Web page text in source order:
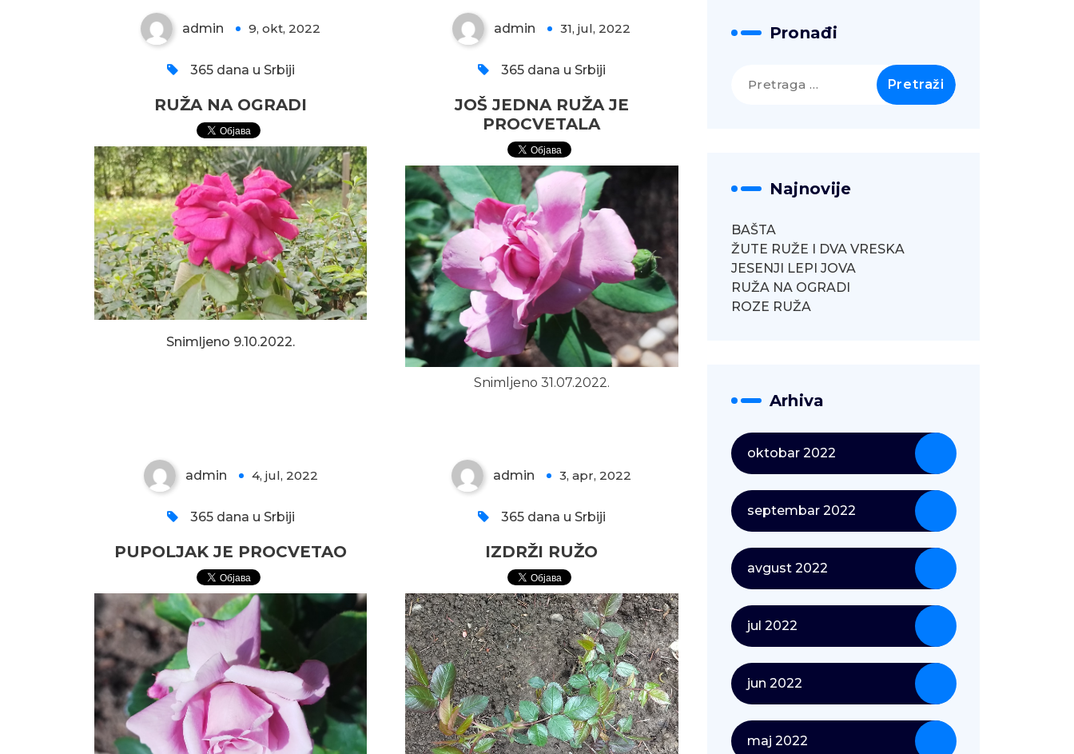
admin 9, okt, 2022
365 dana u Srbiji
RUŽA NA OGRADI
Snimljeno 9.10.2022.
admin 31, jul, 2022
365 dana u Srbiji
JOŠ JEDNA RUŽA JE
PROCVETALA
Snimljeno 31.07.2022.
admin 4, jul, 2022
365 dana u Srbiji
PUPOLJAK JE PROCVETAO
admin 3, apr, 2022
365 dana u Srbiji
IZDRŽI RUŽO
Pronađi
Najnovije
BAŠTA
ŽUTE RUŽE I DVA VRESKA
JESENJI LEPI JOVA
RUŽA NA OGRADI
ROZE RUŽA
Arhiva
oktobar 2022
septembar 2022
avgust 2022
jul 2022
jun 2022
maj 2022